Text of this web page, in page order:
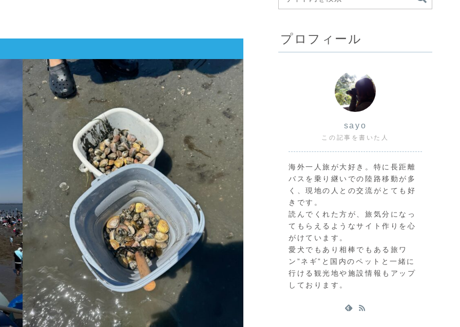
プロフィール
sayo
この記事を書いた人
海外一人旅が大好き。特に長距離
バスを乗り継いでの陸路移動が多
く、現地の人との交流がとても好
きです。
読んでくれた方が、旅気分になっ
てもらえるようなサイト作りを心
がけています。
愛犬でもあり相棒でもある旅ワ
ン”ネギ”と国内のペットと一緒に
行ける観光地や施設情報もアップ
しております。